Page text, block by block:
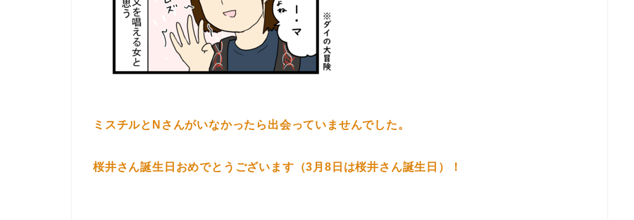
ミスチルとNさんがいなかったら出会っていませんでした。
桜井さん誕生日おめでとうございます（3月8日は桜井さん誕生日）！